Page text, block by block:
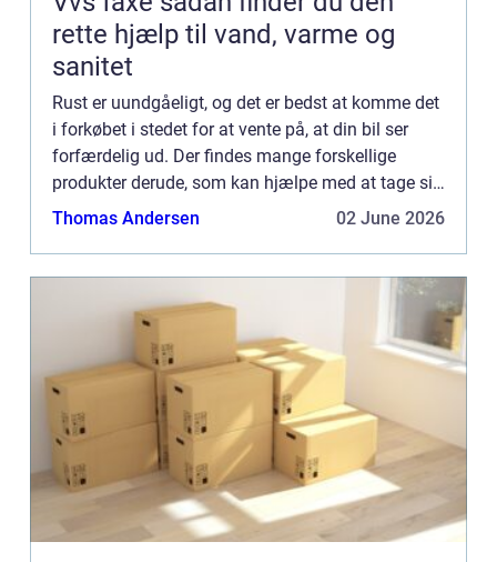
rette hjælp til vand, varme og
sanitet
Rust er uundgåeligt, og det er bedst at komme det
i forkøbet i stedet for at vente på, at din bil ser
forfærdelig ud. Der findes mange forskellige
produkter derude, som kan hjælpe med at tage sig
af eventuelle rustprobl...
Thomas Andersen 02 June 2026